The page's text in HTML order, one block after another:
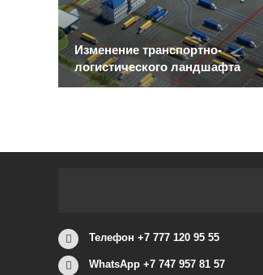
Изменение транспортно-
логистического ландшафта
Телефон +7 777 120 95 55
WhatsApp +7 747 957 81 57